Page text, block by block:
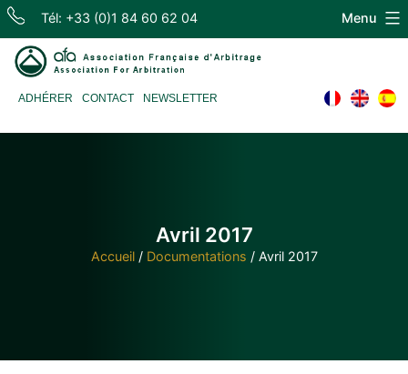
Skip
content
Tél: +33 (0)1 84 60 62 04
d'Arbitrage
ADHÉRER CONTACT NEWSLETTER
Menu
Avril 2017
Accueil/ Documentations / Avril 2017